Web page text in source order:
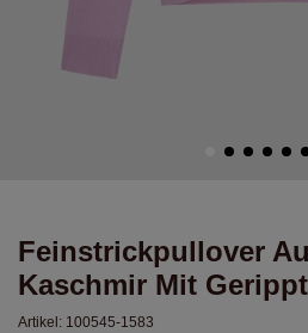
Feinstrickpullover
Kaschmir Mit
Artikel: 100545-1583